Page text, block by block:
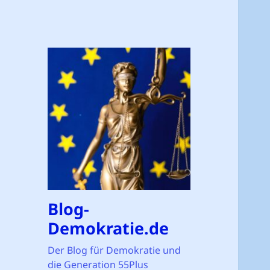
Blog-
Demokratie.de
Der Blog für Demokratie und
die Generation 55Plus